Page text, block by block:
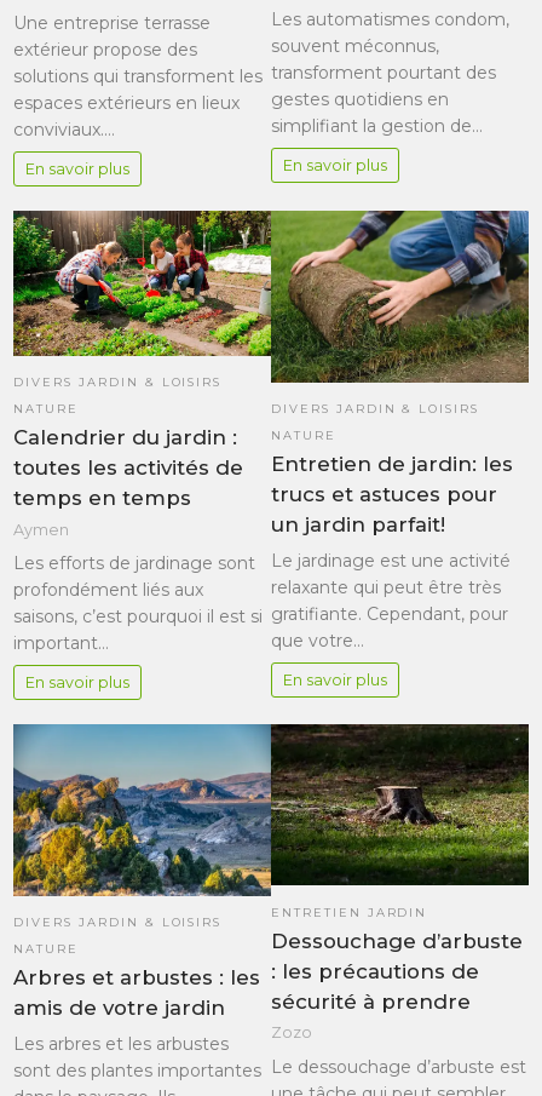
Une entreprise terrasse
extérieur propose des
solutions qui transforment les
espaces extérieurs en lieux
conviviaux.…
En savoir plus
Les automatismes condom,
souvent méconnus,
transforment pourtant des
gestes quotidiens en
simplifiant la gestion de…
En savoir plus
DIVERS JARDIN & LOISIRS
NATURE
Calendrier du jardin :
toutes les activités de
temps en temps
Aymen
Les efforts de jardinage sont
profondément liés aux
saisons, c’est pourquoi il est si
important…
En savoir plus
DIVERS JARDIN & LOISIRS
NATURE
Entretien de jardin: les
trucs et astuces pour
un jardin parfait!
Le jardinage est une activité
relaxante qui peut être très
gratifiante. Cependant, pour
que votre…
En savoir plus
DIVERS JARDIN & LOISIRS
NATURE
Arbres et arbustes : les
amis de votre jardin
Les arbres et les arbustes
sont des plantes importantes
ENTRETIEN JARDIN
Dessouchage d’arbuste
: les précautions de
sécurité à prendre
Zozo
Le dessouchage d’arbuste est